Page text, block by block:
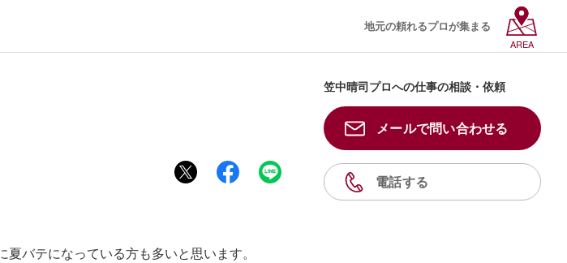
地元の頼れるプロが集まる
AREA
バテになっている方も多いと思います。
笠中晴司プロへの仕事の相談・依頼
メールで問い合わせる
電話する